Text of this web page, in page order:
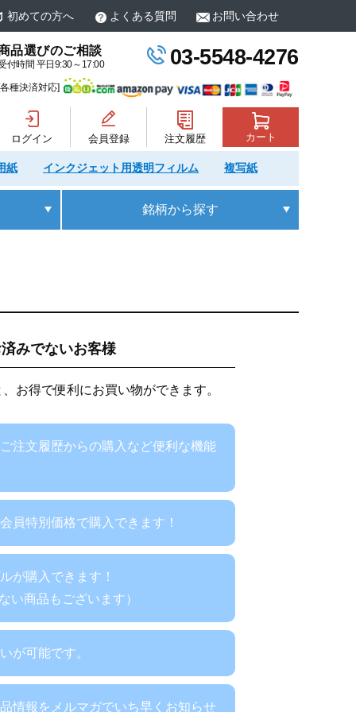
初めての方へ よくある質問 お問い合わせ
品選びのご相談
付時間 平日9:30～17:00 03-5548-4276
種決済対応]
ログイン 会員登録 注文履歴 カート
紙 インクジェット用透明フィルム 複写紙
銘柄から探す
みでないお客様
お得で便利にお買い物ができます。
注文履歴からの購入など便利な機能
員特別価格で購入できます！
が購入できます！
い商品もございます）
が可能です。
情報をメルマガでいち早くお知らせ